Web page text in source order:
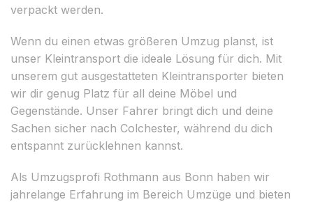
verpackt werden.
Wenn du einen etwas größeren Umzug planst, ist
unser Kleintransport die ideale Lösung für dich. Mit
unserem gut ausgestatteten Kleintransporter bieten
wir dir genug Platz für all deine Möbel und
Gegenstände. Unser Fahrer bringt dich und deine
Sachen sicher nach Colchester, während du dich
entspannt zurücklehnen kannst.
Als Umzugsprofi Rothmann aus Bonn haben wir
jahrelange Erfahrung im Bereich Umzüge und bieten